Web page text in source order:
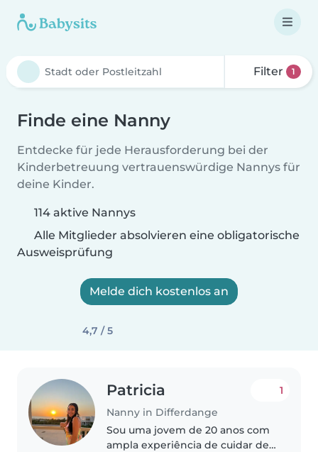
Filter 1
Finde eine Nanny
Entdecke für jede Herausforderung bei der
Kinderbetreuung vertrauenswürdige Nannys für
deine Kinder.
114 aktive Nannys
Alle Mitglieder absolvieren eine obligatorische
Ausweisprüfung
Melde dich kostenlos an
4,7 / 5
Patricia
Nanny in Differdange
1
Sou uma jovem de 20 anos com
ampla experiência de cuidar de